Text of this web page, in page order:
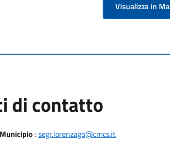
Visualizza in
di contatto
:segr.lorenzago@cmcs.it